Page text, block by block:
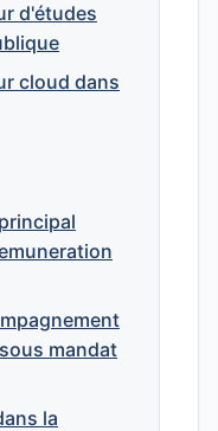
d'études
cloud dans
mandat
la